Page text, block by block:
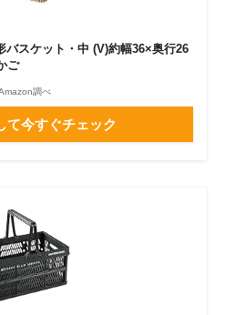
バスケット・中 (V)約幅36×奥行26
ご
調べ
て今すぐチェック